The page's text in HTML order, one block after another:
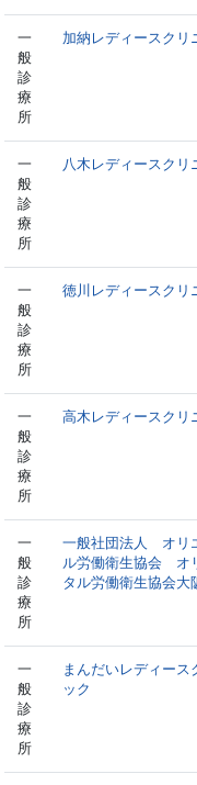
一
般
診
療
所
加納レディースクリ
一
般
診
療
所
八木レディースクリ
一
般
診
療
所
徳川レディースクリ
一
般
診
療
所
高木レディースクリ
一
般
診
療
所
一般社団法人 オリ
ル労働衛生協会 オ
タル労働衛生協会大
一
般
診
療
所
まんだいレディース
ック